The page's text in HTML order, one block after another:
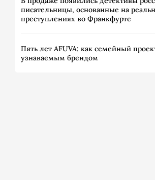
писательницы, основанные на
преступлениях во Франкфурте
Пять лет AFUVA: как семейный
узнаваемым брендом